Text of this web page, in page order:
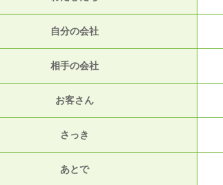
自分の会社
相手の会社
お客さん
さっき
あとで